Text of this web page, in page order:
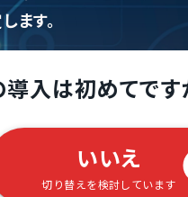
ます。
入は初めてです
いいえ
切り替えを検討しています